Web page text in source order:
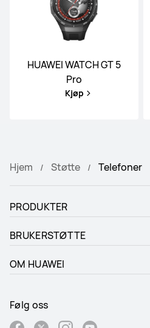
HUAWEI WATCH GT 5
Pro
Kjøp
Hjem Støtte Telefoner
PRODUKTER
BRUKERSTØTTE
OM HUAWEI
Følg oss